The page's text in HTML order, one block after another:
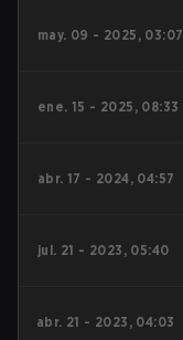
may. 09 - 2025, 03:07
ene. 15 - 2025, 08:33
abr. 17 - 2024, 04:57
jul. 21 - 2023, 05:40
abr. 21 - 2023, 04:03